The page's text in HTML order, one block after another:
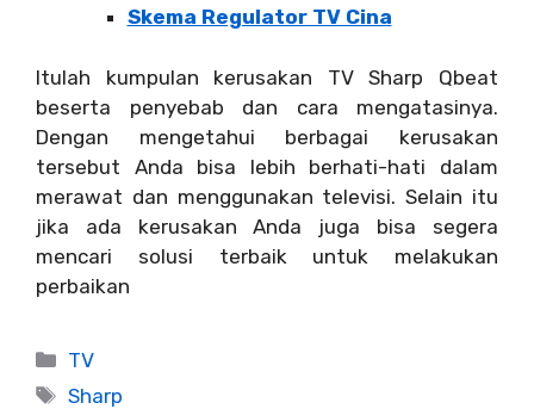
Skema Regulator TV Cina
Itulah kumpulan kerusakan TV Sharp Qbeat
beserta penyebab dan cara mengatasinya.
Dengan mengetahui berbagai kerusakan
tersebut Anda bisa lebih berhati-hati dalam
merawat dan menggunakan televisi. Selain itu
jika ada kerusakan Anda juga bisa segera
mencari solusi terbaik untuk melakukan
perbaikan
Categories
TV
Tags
Sharp